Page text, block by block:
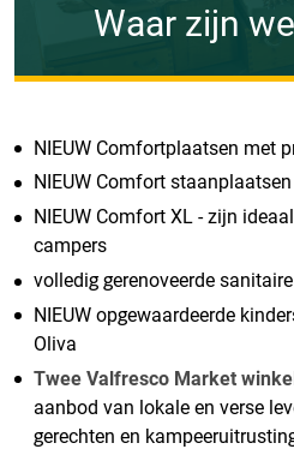
Waar zijn
NIEUW Comfortplaatsen met
NIEUW Comfort
NIEUW Comfort XL - zijn
campers
volledig gerenoveerde
NIEUW opgewaardeerde
Oliva
Twee Valfresco Market
aanbod van lokale en verse
gerechten en